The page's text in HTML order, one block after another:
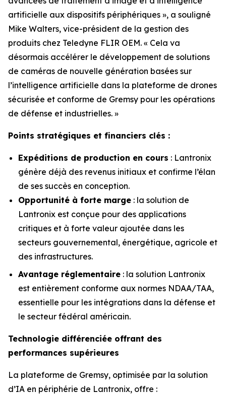
artificielle aux dispositifs périphériques », a souligné
Mike Walters, vice-président de la gestion des
produits chez Teledyne FLIR OEM. « Cela va
désormais accélérer le développement de solutions
de caméras de nouvelle génération basées sur
l’intelligence artificielle dans la plateforme de drones
sécurisée et conforme de Gremsy pour les opérations
de défense et industrielles. »
Points stratégiques et financiers clés :
Expéditions de production en cours : Lantronix
génère déjà des revenus initiaux et confirme l’élan
de ses succès en conception.
Opportunité à forte marge : la solution de
Lantronix est conçue pour des applications
critiques et à forte valeur ajoutée dans les
secteurs gouvernemental, énergétique, agricole et
des infrastructures.
Avantage réglementaire : la solution Lantronix
est entièrement conforme aux normes NDAA/TAA,
essentielle pour les intégrations dans la défense et
le secteur fédéral américain.
Technologie différenciée offrant des
performances supérieures
La plateforme de Gremsy, optimisée par la solution
d’IA en périphérie de Lantronix, offre :